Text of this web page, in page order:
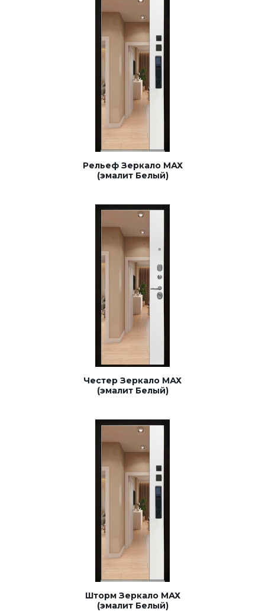
Рельеф Зеркало МАХ
(эмалит Белый)
Честер Зеркало МАХ
(эмалит Белый)
Шторм Зеркало МАХ
(эмалит Белый)